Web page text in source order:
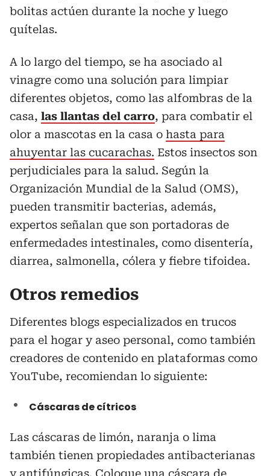
bolitas actúen durante la noche y luego
quítelas.
A lo largo del tiempo, se ha asociado al
vinagre como una solución para limpiar
diferentes objetos, como las alfombras de la
casa, las llantas del carro, para combatir el
olor a mascotas en la casa o hasta para
ahuyentar las cucarachas. Estos insectos son
perjudiciales para la salud. Según la
Organización Mundial de la Salud (OMS),
pueden transmitir bacterias, además,
expertos señalan que son portadoras de
enfermedades intestinales, como disentería,
diarrea, salmonella, cólera y fiebre tifoidea.
Otros remedios
Diferentes blogs especializados en trucos
para el hogar y aseo personal, como también
creadores de contenido en plataformas como
YouTube, recomiendan lo siguiente:
Cáscaras de cítricos
Las cáscaras de limón, naranja o lima
también tienen propiedades antibacterianas
y antifúngicas. Coloque una cáscara de